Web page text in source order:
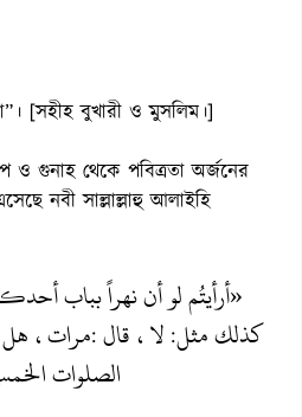
[সহীহ বুখারী ও মুসলিম।]
ও গুনাহ থেকে পবিত্রতা অর্জনের
নবী সাল্লাল্লাহু আলাইহি
«أرأيتُم لو أن نهراً بباب
مرات، هل: لا، قال :كذلك مثل
الصلوات